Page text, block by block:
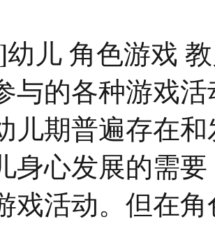
儿 角色游戏
与的各种游戏
儿期普遍存在
身心发展的需
戏活动。但在